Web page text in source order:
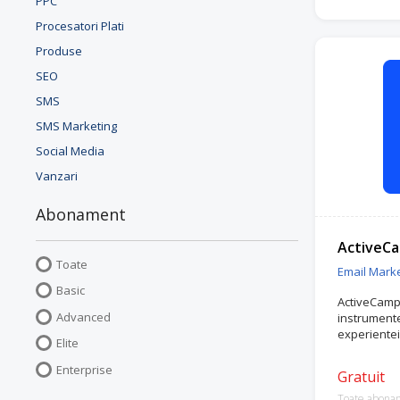
Procesatori Plati
Produse
SEO
SMS
SMS Marketing
Social Media
Vanzari
Abonament
Toate
Basic
Advanced
Elite
Enterprise
reclame
pop-up-
conversie
și
Încearcă
Email
Gratuit